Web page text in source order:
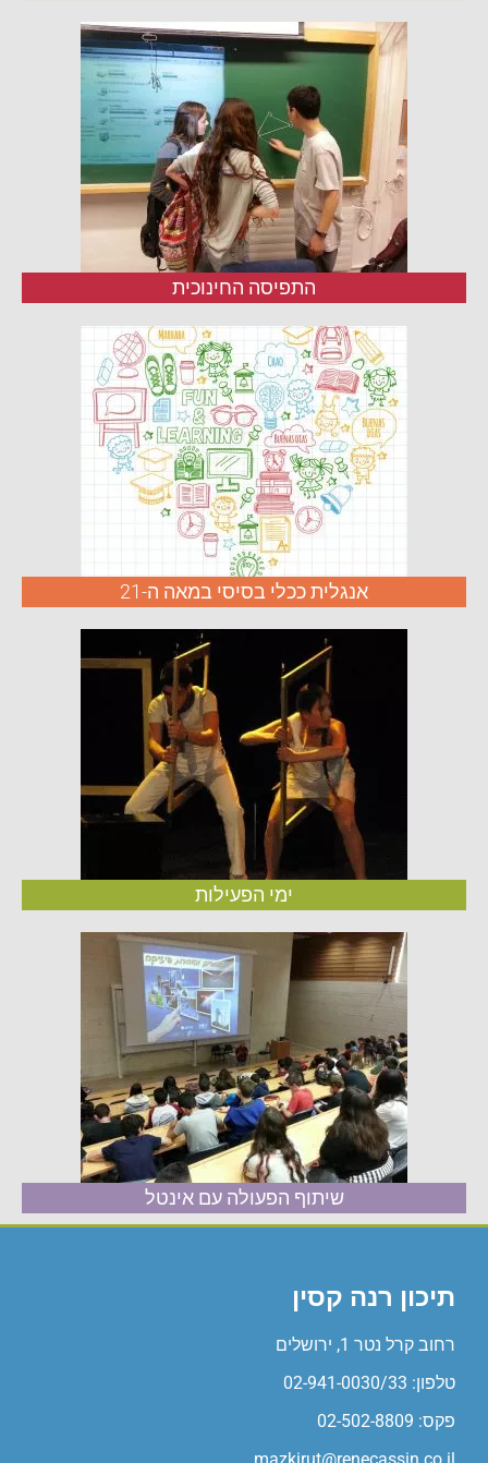
התפיסה החינוכית
אנגלית ככלי בסיסי במאה ה-21
ימי הפעילות
שיתוף הפעולה עם אינטל
תיכון רנה קסין
רחוב קרל נטר 1, ירושלים
טלפון: 02-941-0030/33
פקס: 02-502-8809